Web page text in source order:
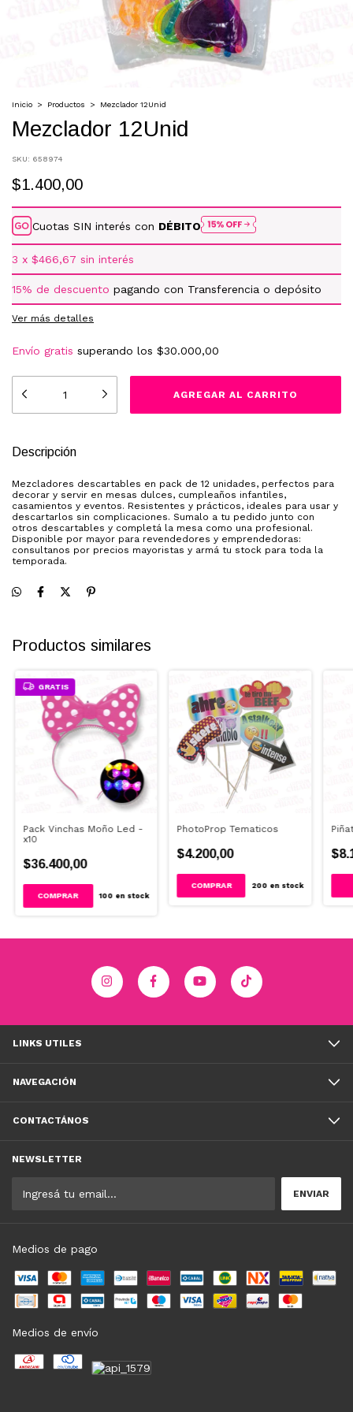
Inicio > Productos > Mezclador 12Unid
Mezclador 12Unid
SKU: 658974
$1.400,00
Cuotas SIN interés con DÉBITO
3 x $466,67 sin interés
15% de descuento pagando con Transferencia o depósito
Ver más detalles
Envío gratis superando los $30.000,00
Descripción
Mezcladores descartables en pack de 12 unidades, perfectos para
decorar y servir en mesas dulces, cumpleaños infantiles,
casamientos y eventos. Resistentes y prácticos, ideales para usar y
descartarlos sin complicaciones. Sumalo a tu pedido junto con
otros descartables y completá la mesa como una profesional.
Disponible por mayor para revendedores y emprendedoras:
consultanos por precios mayoristas y armá tu stock para toda la
temporada.
Productos similares
GRATIS
Pack Vinchas Moño Led -
x10
$36.400,00
100 en stock
PhotoProp Tematicos
$4.200,00
200 en stock
LINKS UTILES
NAVEGACIÓN
CONTACTÁNOS
NEWSLETTER
Medios de pago
Medios de envío